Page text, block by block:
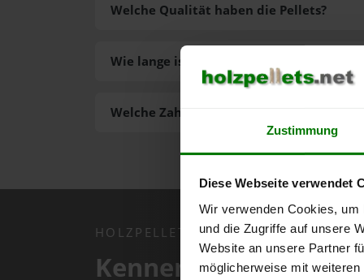
Zustimmung
Diese Webseite verwendet
Wir verwenden Cookies,
und die Zugriffe auf unsere
Website an unsere Partner
möglicherweise mit
Welche Zahlungsarten gibt es?
Welche Qualität haben die Pellets?
Wie lange ist die Lieferzeit der Pellets?
HOLZPELLETS.NET APP
Kennen Sie schon